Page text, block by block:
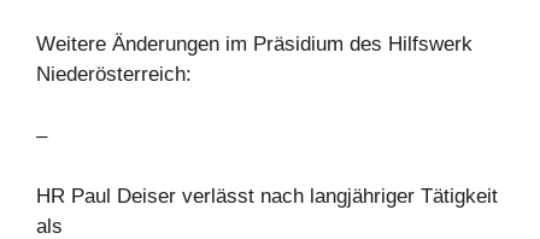
Weitere Änderungen im Präsidium des Hilfswerk
Niederösterreich:
–
HR Paul Deiser verlässt nach langjähriger Tätigkeit
als